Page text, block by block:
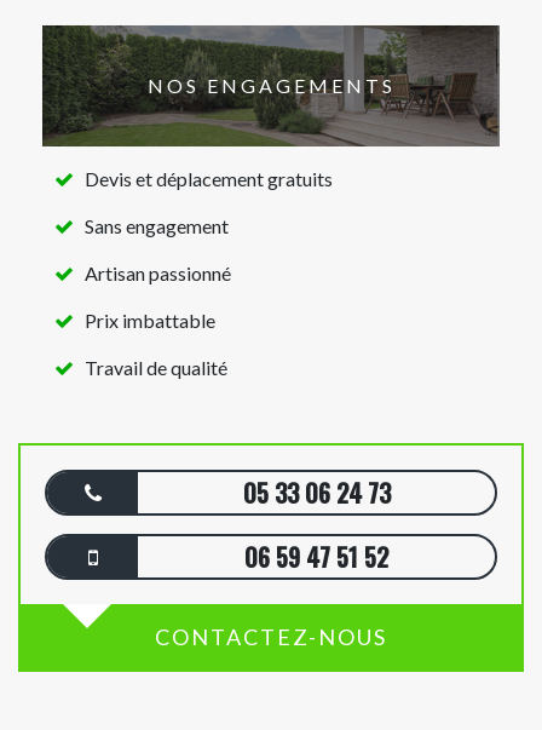
NOS ENGAGEMENTS
Devis et déplacement gratuits
Sans engagement
Artisan passionné
Prix imbattable
Travail de qualité
05 33 06 24 73
06 59 47 51 52
CONTACTEZ-NOUS